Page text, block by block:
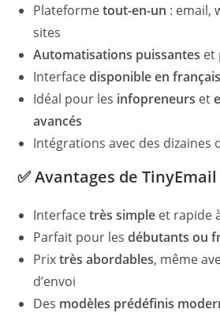
Plateformetout-en-un : email,
sites
Automatisations puissantes et
Interfacedisponible en français
Idéal pour les infopreneurs et
avancés
Intégrations avec des dizaines
✅ Avantages de TinyEmail
Interfacetrès simple et rapide
Parfait pour lesdébutants ou
Prixtrès abordables, même
d’envoi
Des modèles prédéfinis